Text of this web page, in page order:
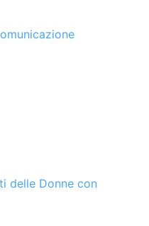
delle Donne con